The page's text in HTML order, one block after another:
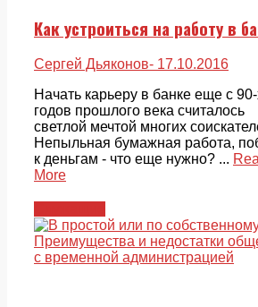
Как устроиться на работу в
Сергей Дьяконов- 17.10.2016
Начать карьеру в банке еще с
годов прошлого века считалось
светлой мечтой многих
Непыльная бумажная работа,
к деньгам - что еще нужно? ...
More